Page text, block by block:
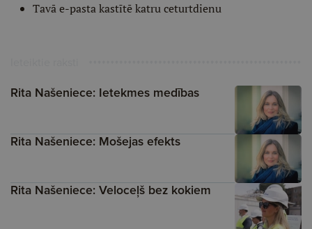
Tavā e-pasta kastītē katru ceturtdienu
Rita Našeniece: Ietekmes medības
Rita Našeniece: Mošejas efekts
Rita Našeniece: Veloceļš bez kokiem